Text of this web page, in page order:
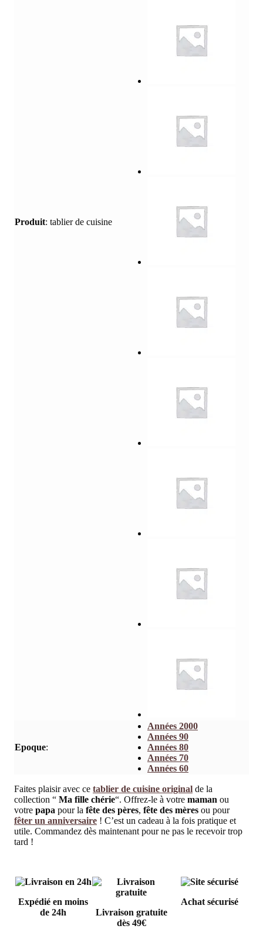
Faites plaisir avec ce tablier de cuisine original de la
collection “ Ma fille chérie“. Offrez-le à votre maman ou
votre papa pour la fête des pères, fête des mères ou pour
fêter un anniversaire ! C’est un cadeau à la fois pratique et
utile. Commandez dès maintenant pour ne pas le recevoir trop
tard !
Produit: tablier de cuisine
Epoque:
Années 2000
Années 90
Années 80
Années 70
Années 60
Expédié en moins
de 24h
Livraison gratuite
dès 49€
Achat sécurisé